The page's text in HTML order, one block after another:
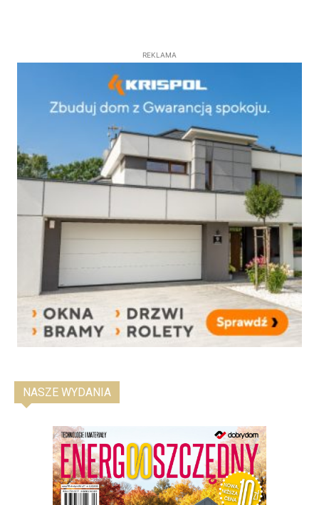
REKLAMA
NASZE WYDANIA